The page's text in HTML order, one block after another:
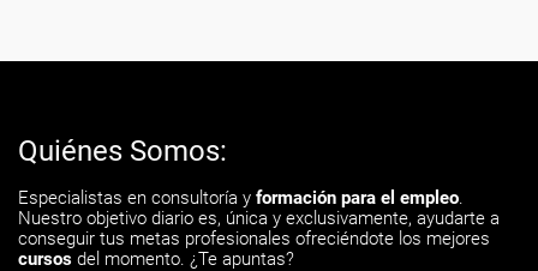
Quiénes Somos:
Especialistas en consultoría y formación para el empleo.
Nuestro objetivo diario es, única y exclusivamente, ayudarte a
conseguir tus metas profesionales ofreciéndote los mejores
cursos del momento. ¿Te apuntas?